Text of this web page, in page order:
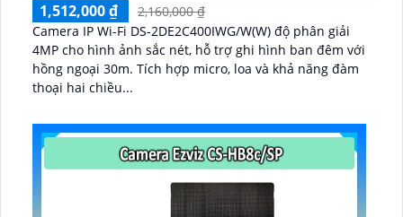
1,512,000 ₫
2,160,000 ₫
Camera IP Wi-Fi DS-2DE2C400IWG/W(W) độ phân giải
4MP cho hình ảnh sắc nét, hỗ trợ ghi hình ban đêm với
hồng ngoại 30m. Tích hợp micro, loa và khả năng đàm
thoại hai chiều...